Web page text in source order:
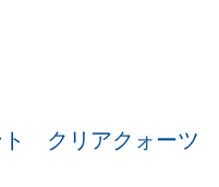
ト クリアクォーツ